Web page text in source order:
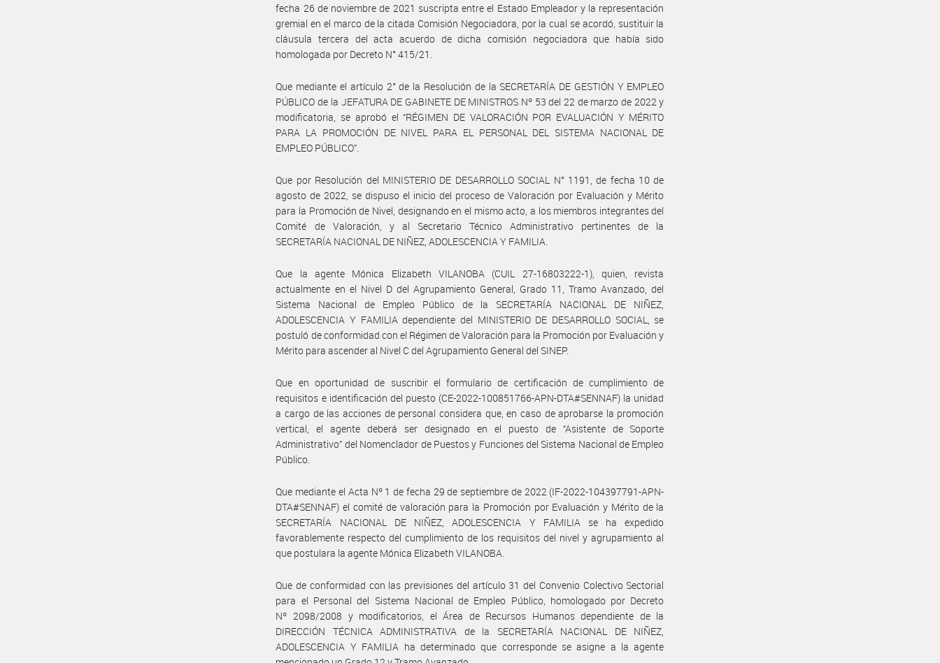
fecha 26 de noviembre de 2021 suscripta entre el Estado Empleador y la representación
gremial en el marco de la citada Comisión Negociadora, por la cual se acordó, sustituir la
cláusula tercera del acta acuerdo de dicha comisión negociadora que había sido
homologada por Decreto N° 415/21.
Que mediante el artículo 2° de la Resolución de la SECRETARÍA DE GESTIÓN Y EMPLEO
PÚBLICO de la JEFATURA DE GABINETE DE MINISTROS Nº 53 del 22 de marzo de 2022 y
modificatoria, se aprobó el “RÉGIMEN DE VALORACIÓN POR EVALUACIÓN Y MÉRITO
PARA LA PROMOCIÓN DE NIVEL PARA EL PERSONAL DEL SISTEMA NACIONAL DE
EMPLEO PÚBLICO”.
Que por Resolución del MINISTERIO DE DESARROLLO SOCIAL N° 1191, de fecha 10 de
agosto de 2022, se dispuso el inicio del proceso de Valoración por Evaluación y Mérito
para la Promoción de Nivel, designando en el mismo acto, a los miembros integrantes del
Comité de Valoración, y al Secretario Técnico Administrativo pertinentes de la
SECRETARÍA NACIONAL DE NIÑEZ, ADOLESCENCIA Y FAMILIA.
Que la agente Mónica Elizabeth VILANOBA (CUIL 27-16803222-1), quien, revista
actualmente en el Nivel D del Agrupamiento General, Grado 11, Tramo Avanzado, del
Sistema Nacional de Empleo Público de la SECRETARÍA NACIONAL DE NIÑEZ,
ADOLESCENCIA Y FAMILIA dependiente del MINISTERIO DE DESARROLLO SOCIAL, se
postuló de conformidad con el Régimen de Valoración para la Promoción por Evaluación y
Mérito para ascender al Nivel C del Agrupamiento General del SINEP.
Que en oportunidad de suscribir el formulario de certificación de cumplimiento de
requisitos e identificación del puesto (CE-2022-100851766-APN-DTA#SENNAF) la unidad
a cargo de las acciones de personal considera que, en caso de aprobarse la promoción
vertical, el agente deberá ser designado en el puesto de “Asistente de Soporte
Administrativo” del Nomenclador de Puestos y Funciones del Sistema Nacional de Empleo
Público.
Que mediante el Acta Nº 1 de fecha 29 de septiembre de 2022 (IF-2022-104397791-APN-
DTA#SENNAF) el comité de valoración para la Promoción por Evaluación y Mérito de la
SECRETARÍA NACIONAL DE NIÑEZ, ADOLESCENCIA Y FAMILIA se ha expedido
favorablemente respecto del cumplimiento de los requisitos del nivel y agrupamiento al
que postulara la agente Mónica Elizabeth VILANOBA.
Que de conformidad con las previsiones del artículo 31 del Convenio Colectivo Sectorial
para el Personal del Sistema Nacional de Empleo Público, homologado por Decreto
Nº 2098/2008 y modificatorios, el Área de Recursos Humanos dependiente de la
DIRECCIÓN TÉCNICA ADMINISTRATIVA de la SECRETARÍA NACIONAL DE NIÑEZ,
ADOLESCENCIA Y FAMILIA ha determinado que corresponde se asigne a la agente